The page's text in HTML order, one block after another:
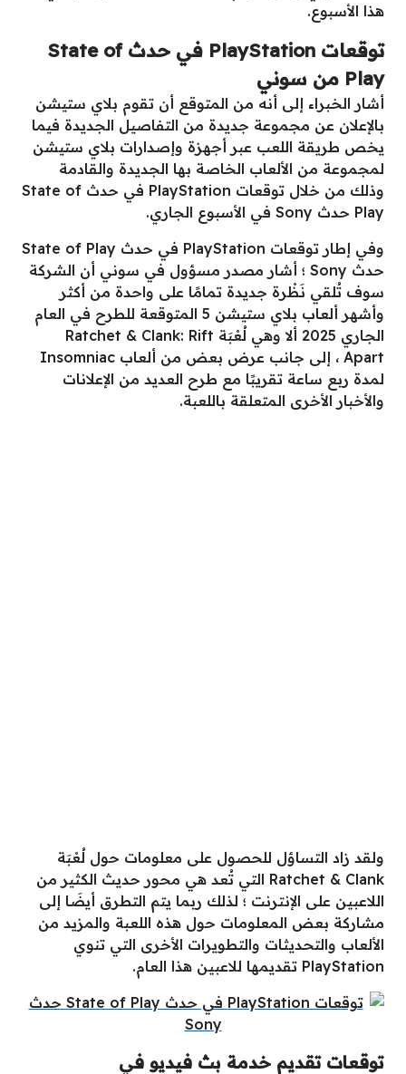
هذا الأسبوع.
توقعات PlayStation في حدث State of
Play من سوني
أشار الخبراء إلى أنه من المتوقع أن تقوم بلاي ستيشن
بالإعلان عن مجموعة جديدة من التفاصيل الجديدة فيما
يخص طريقة اللعب عبر أجهزة وإصدارات بلاي ستيشن
لمجموعة من الألعاب الخاصة بها الجديدة والقادمة
وذلك من خلال توقعات PlayStation في حدث State of
Play حدث Sony في الأسبوع الجاري.
وفي إطار توقعات PlayStation في حدث State of Play
حدث Sony ؛ أشار مصدر مسؤول في سوني أن الشركة
سوف تُلقي نَظْرة جديدة تمامًا على واحدة من أكثر
وأشهر ألعاب بلاي ستيشن 5 المتوقعة للطرح في العام
الجاري 2025 ألا وهي لُعْبَة Ratchet & Clank: Rift
لمدة ربع ساعة تقريبًا مع طرح العديد من الإعلانات
والأخبار الأخرى المتعلقة باللعبة.
ولقد زاد التساؤل للحصول على معلومات حول لُعْبَة
Ratchet & Clank التي تُعد هي محور حديث الكثير من
اللاعبين على الإنترنت ؛ لذلك ربما يتم التطرق أيضَا إلى
مشاركة بعض المعلومات حول هذه اللعبة والمزيد من
الألعاب والتحديثات والتطويرات الأخرى التي تنوي
PlayStation تقديمها للاعبين هذا العام.
توقعات تقديم خدمة بث فيديو في